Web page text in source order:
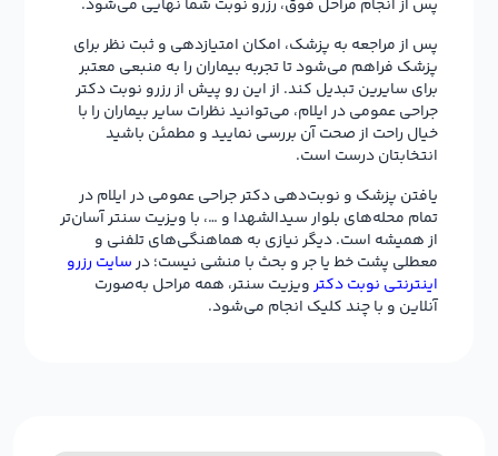
پس از انجام مراحل فوق، رزرو نوبت شما نهایی می‌شود.
پس از مراجعه به پزشک، امکان امتیازدهی و ثبت نظر برای
پزشک فراهم می‌شود تا تجربه بیماران را به منبعی معتبر
برای سایرین تبدیل کند. از این رو پیش از رزرو نوبت دکتر
جراحی عمومی در ایلام، می‌توانید نظرات سایر بیماران را با
خیال راحت از صحت آن بررسی نمایید و مطمئن باشید
انتخابتان درست است.
یافتن پزشک و نوبت‌دهی دکتر جراحی عمومی در ایلام در
تمام محله‌های بلوار سیدالشهدا و …، با ویزیت سنتر آسان‌تر
از همیشه است. دیگر نیازی به هماهنگی‌های تلفنی و
معطلی پشت خط یا جر و بحث با منشی نیست؛ درسایت رزرو
اینترنتی نوبت دکترویزیت سنتر، همه مراحل به‌صورت
آنلاین و با چند کلیک انجام می‌شود.